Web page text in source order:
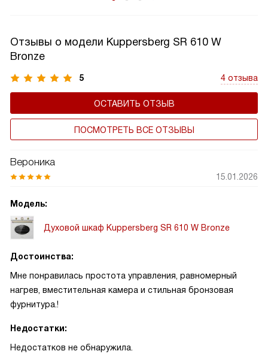
Отзывы о модели Kuppersberg SR 610 W
Bronze
5 4 отзыва
ОСТАВИТЬ ОТЗЫВ
ПОСМОТРЕТЬ ВСЕ ОТЗЫВЫ
Вероника
15.01.2026
Модель:
Духовой шкаф Kuppersberg SR 610 W Bronze
Достоинства:
Мне понравилась простота управления, равномерный
нагрев, вместительная камера и стильная бронзовая
фурнитура.!
Недостатки:
Недостатков не обнаружила.